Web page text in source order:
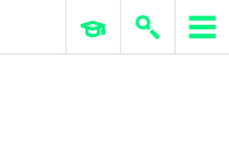
ERP 與商業 AI